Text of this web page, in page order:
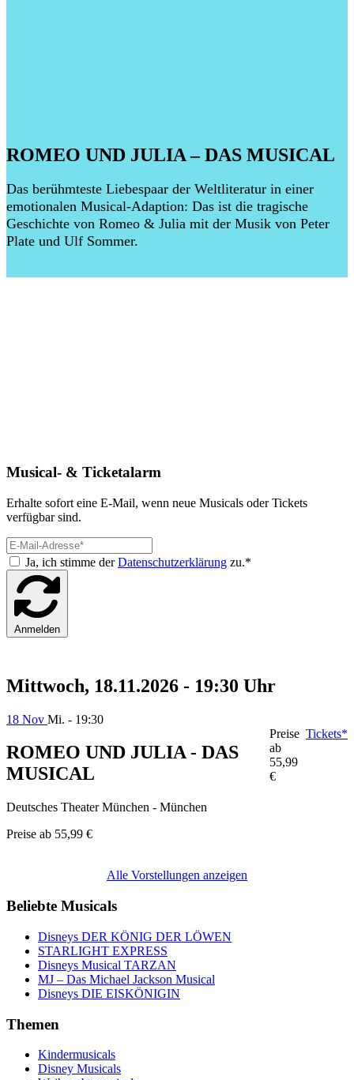
ROMEO UND JULIA – DAS MUSICAL
Das berühmteste Liebespaar der Weltliteratur in einer
emotionalen Musical-Adaption: Das ist die tragische
Geschichte von Romeo & Julia mit der Musik von Peter
Plate und Ulf Sommer.
Musical- & Ticketalarm
Erhalte sofort eine E-Mail, wenn neue Musicals oder Tickets
verfügbar sind.
Ja, ich stimme derDatenschutzerklärung zu.*
Anmelden
Mittwoch, 18.11.2026 - 19:30 Uhr
18 Nov Mi. - 19:30
ROMEO UND JULIA - DAS
MUSICAL
Deutsches Theater München - München
Preise ab 55,99 €
Preise
ab
55,99
€
Tickets*
Alle Vorstellungen anzeigen
Beliebte Musicals
Disneys DER KÖNIG DER LÖWEN
STARLIGHT EXPRESS
Disneys Musical TARZAN
MJ – Das Michael Jackson Musical
Disneys DIE EISKÖNIGIN
Themen
Kindermusicals
Disney Musicals